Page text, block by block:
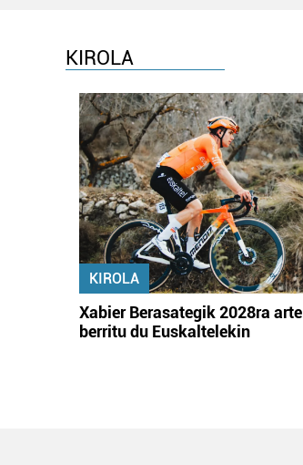
KIROLA
KIROLA
Xabier Berasategik 2028ra arte
berritu du Euskaltelekin